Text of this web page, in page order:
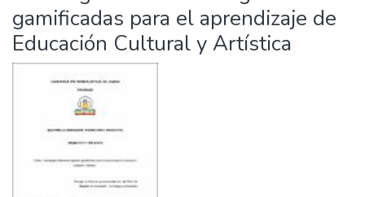
Manuales
gamificadas para el aprendizaje de
Educación Cultural y Artística